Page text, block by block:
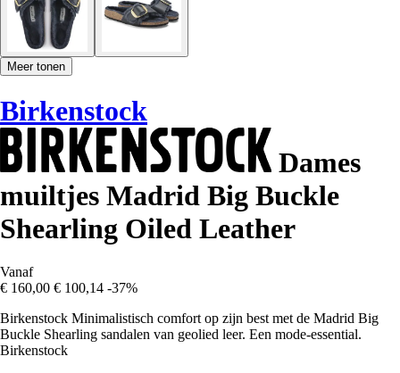
Meer tonen
Birkenstock
Dames
muiltjes Madrid Big Buckle
Shearling Oiled Leather
Vanaf
€ 160,00 € 100,14 -37%
Birkenstock Minimalistisch comfort op zijn best met de Madrid Big
Buckle Shearling sandalen van geolied leer. Een mode-essential.
Birkenstock